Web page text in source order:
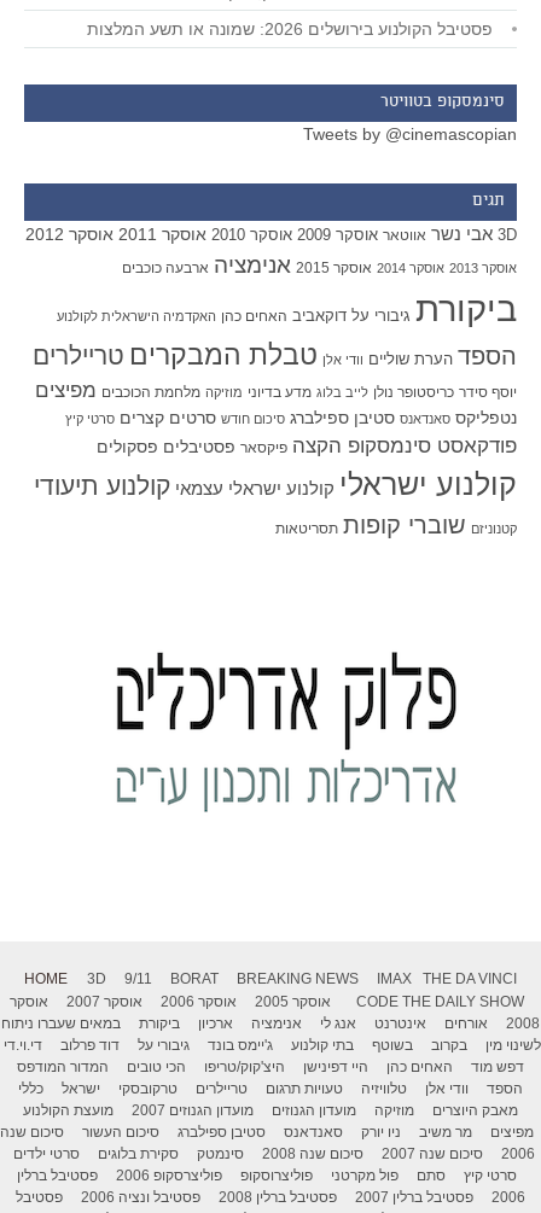
פסטיבל הקולנוע בירושלים 2026: שמונה או תשע המלצות
סינמסקופ בטוויטר
Tweets by @cinemascopian
תגים
3D אבי נשר אווטאר אוסקר 2009 אוסקר 2010 אוסקר 2011 אוסקר 2012
אוסקר 2013 אוסקר 2014 אוסקר 2015 אנימציה ארבעה כוכבים
ביקורת גיבורי על דוקאביב האחים כהן האקדמיה הישראלית לקולנוע
הספד הערת שוליים וודי אלן טבלת המבקרים טריילרים
יוסף סידר כריסטופר נולן לייב בלוג מדע בדיוני מוזיקה מלחמת הכוכבים מפיצים
נטפליקס סאנדאנס סטיבן ספילברג סיכום חודש סרטים קצרים סרטי קיץ
פודקאסט סינמסקופ הקצה פיקסאר פסטיבלים פסקולים
קולנוע ישראלי קולנוע ישראלי עצמאי קולנוע תיעודי
קטנוניזם שוברי קופות תסריטאות
HOME 3D 9/11 BORAT BREAKING NEWS IMAX
THE DA VINCI
CODE THE DAILY SHOW אוסקר 2005 אוסקר 2006 אוסקר 2007
אוסקר
2008
אורחים אינטרנט אנג לי אנימציה ארכיון ביקורת
במאים שעברו ניתוח
לשינוי מין
בקרוב בשוטף בתי קולנוע ג'יימס בונד גיבורי על דוד פרלוב
די.וי.די
דפש מוד
האחים כהן היי דפינישן היצ'קוק/טריפו הכי טובים
המדור המודפס
הספד
וודי אלן טלוויזיה טעויות תרגום טריילרים טרקובסקי ישראל
כללי
מאבק היוצרים
מוזיקה מועדון הגנוזים מועדון הגנוזים 2007
מועצת הקולנוע
מפיצים
מר משיב ניו יורק סאנדאנס סטיבן ספילברג סיכום העשור
סיכום שנה
2006
סיכום שנה 2007 סיכום שנה 2008 סינמטק סקירת בלוגים
סרטי ילדים
סרטי קיץ
סתם פול מקרטני פוליצרוסקופ פוליצרסקופ 2006
פסטיבל ברלין
2006
פסטיבל ברלין 2007 פסטיבל ברלין 2008 פסטיבל ונציה 2006
פסטיבל